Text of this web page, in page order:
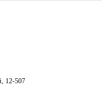
12-507